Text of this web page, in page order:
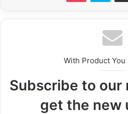
With Product You
Subscribe to our
get the new